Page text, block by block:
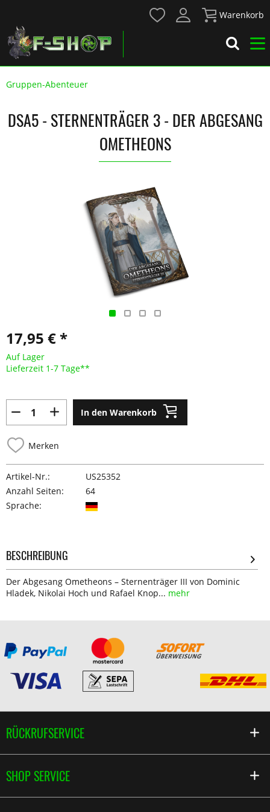
Warenkorb
Gruppen-Abenteuer
DSA5 - STERNENTRÄGER 3 - DER ABGESANG
OMETHEONS
17,95 € *
Auf Lager
Lieferzeit 1-7 Tage**
In den Warenkorb
Merken
Artikel-Nr.:
US25352
Anzahl Seiten:
64
Sprache:
BESCHREIBUNG
Der Abgesang Ometheons – Sternenträger III von Dominic
Hladek, Nikolai Hoch und Rafael Knop... mehr
RÜCKRUFSERVICE
SHOP SERVICE